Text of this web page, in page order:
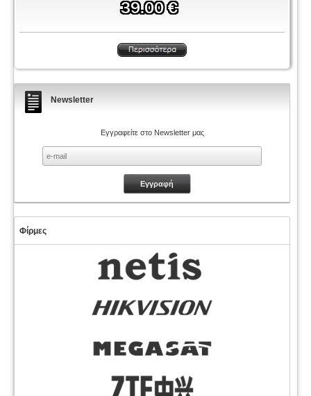
Newsletter
Εγγραφείτε στο Newsletter μας
Φίρμες